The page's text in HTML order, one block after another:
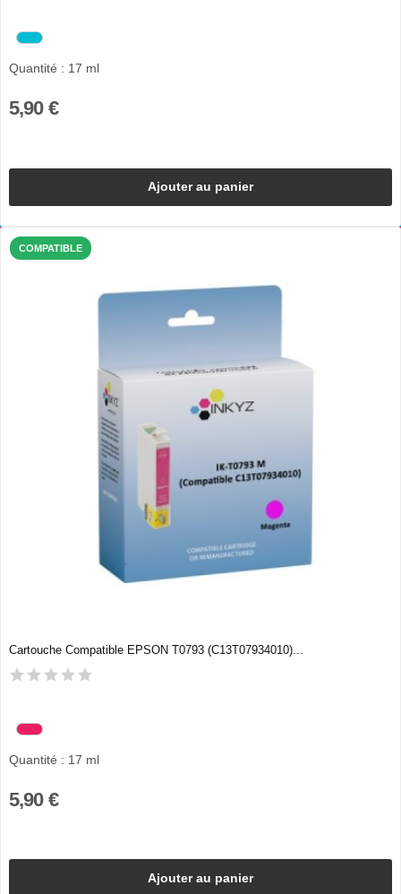
Quantité : 17 ml
5,90 €
Ajouter au panier
COMPATIBLE
Cartouche Compatible EPSON T0793 (C13T07934010)...
Quantité : 17 ml
5,90 €
Ajouter au panier